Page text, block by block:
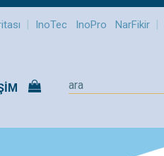
| InoTec InoPro NarFikir |